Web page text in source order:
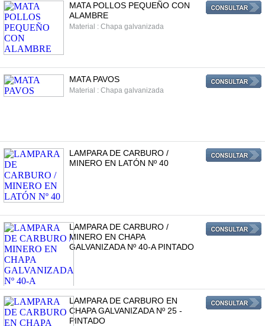
MATA POLLOS PEQUEÑO CON
ALAMBRE
Material : Chapa galvanizada
MATA PAVOS
Material : Chapa galvanizada
LAMPARA DE CARBURO /
MINERO EN LATÓN Nº 40
LAMPARA DE CARBURO /
MINERO EN CHAPA
GALVANIZADA Nº 40-A PINTADO
LAMPARA DE CARBURO EN
CHAPA GALVANIZADA Nº 25 -
PINTADO